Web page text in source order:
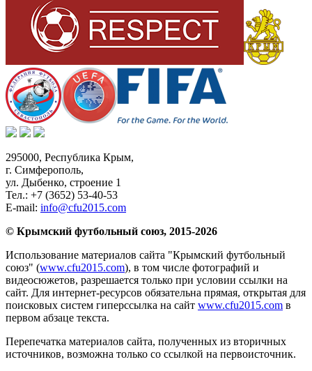
295000, Республика Крым,
г. Симферополь,
ул. Дыбенко, строение 1
Тел.: +7 (3652) 53-40-53
E-mail: info@cfu2015.com
© Крымский футбольный союз, 2015-2026
Использование материалов сайта "Крымский футбольный
союз" (www.cfu2015.com), в том числе фотографий и
видеосюжетов, разрешается только при условии ссылки на
сайт. Для интернет-ресурсов обязательна прямая, открытая для
поисковых систем гиперссылка на сайт www.cfu2015.com в
первом абзаце текста.
Перепечатка материалов сайта, полученных из вторичных
источников, возможна только со ссылкой на первоисточник.